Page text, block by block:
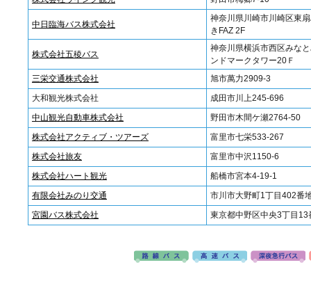
中日臨海バス株式会社
神奈川県川崎市川崎区東
きFAZ 2F
株式会社五稜バス
神奈川県横浜市西区みな
ンドマークタワー20Ｆ
三栄交通株式会社
旭市萬力2909-3
大和観光株式会社
成田市川上245-696
中山観光自動車株式会社
野田市木間ケ瀬2764-50
株式会社アクティブ・ツアーズ
富里市七栄533-267
株式会社旅友
富里市中沢1150-6
株式会社ハート観光
船橋市宮本4-19-1
有限会社みのり交通
市川市大野町1丁目402番
宮園バス株式会社
東京都中野区中央3丁目13